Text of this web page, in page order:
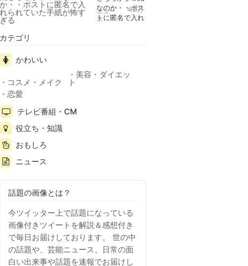
なのか・・ポス
トに匿名で入れ
ニュー
ス
4.9万
カテゴリ
かわいい
コスメ・メイク
美容・ダイエッ
ト
恋愛
テレビ番組・CM
役立ち・知識
おもしろ
ニュース
話題の画像とは？
今ツイッター上で話題になっている
画像付きツイートを解説＆感想付き
で毎日お届けしております。 世の中
の話題や、芸能ニュース、日常の面
白い出来事や話題を速報でお届けし